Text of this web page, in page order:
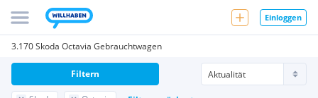
Einloggen
3.170 Skoda Octavia Gebrauchtwagen
Filtern